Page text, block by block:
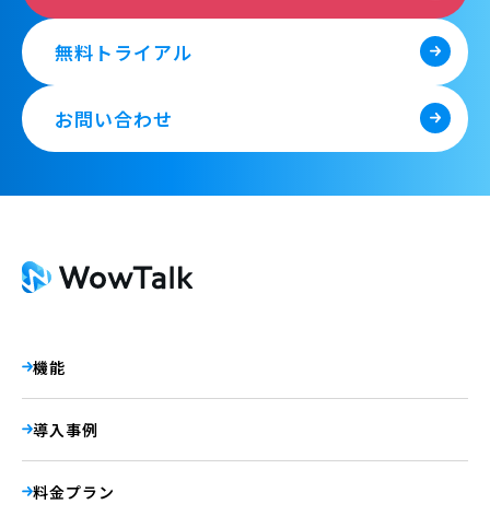
無料トライアル
お問い合わせ
機能
導入事例
料金プラン